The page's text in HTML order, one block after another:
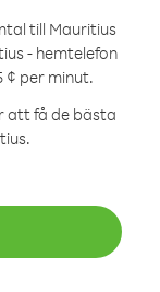
till Mauritius
- hemtelefon
¢ per minut.
att få de bästa